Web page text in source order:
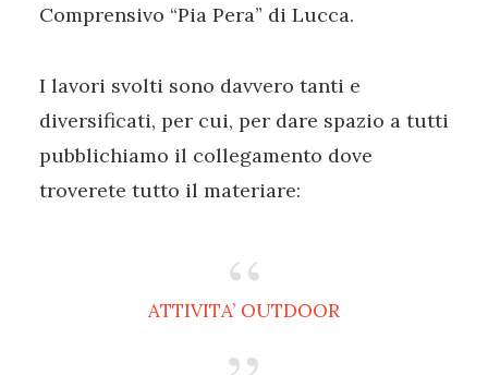
Comprensivo “Pia Pera” di Lucca.
I lavori svolti sono davvero tanti e
diversificati, per cui, per dare spazio a tutti
pubblichiamo il collegamento dove
troverete tutto il materiare:
ATTIVITA’ OUTDOOR